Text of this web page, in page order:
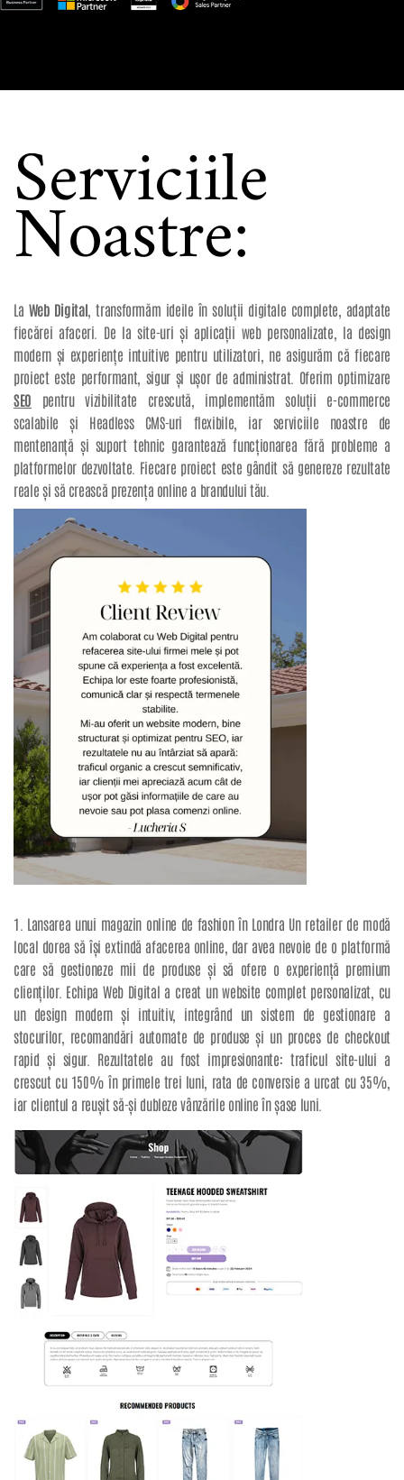
Serviciile
Noastre:
La Web Digital , transformăm ideile în soluții digitale complete, adaptate
fiecărei afaceri. De la site-uri și aplicații web personalizate, la design
modern și experiențe intuitive pentru utilizatori, ne asigurăm că fiecare
proiect este performant, sigur și ușor de administrat. Oferim optimizare
SEO pentru vizibilitate crescută, implementăm soluții e-commerce
scalabile și Headless CMS-uri flexibile, iar serviciile noastre de
mentenanță și suport tehnic garantează funcționarea fără probleme a
platformelor dezvoltate. Fiecare proiect este gândit să genereze rezultate
reale și să crească prezența online a brandului tău.
1. Lansarea unui magazin online de fashion în Londra Un retailer de modă
local dorea să își extindă afacerea online, dar avea nevoie de o platformă
care să gestioneze mii de produse și să ofere o experiență premium
clienților. Echipa Web Digital a creat un website complet personalizat, cu
un design modern și intuitiv, integrând un sistem de gestionare a
stocurilor, recomandări automate de produse și un proces de checkout
rapid și sigur. Rezultatele au fost impresionante: traficul site-ului a
crescut cu 150% în primele trei luni, rata de conversie a urcat cu 35%,
iar clientul a reușit să-și dubleze vânzările online în șase luni.